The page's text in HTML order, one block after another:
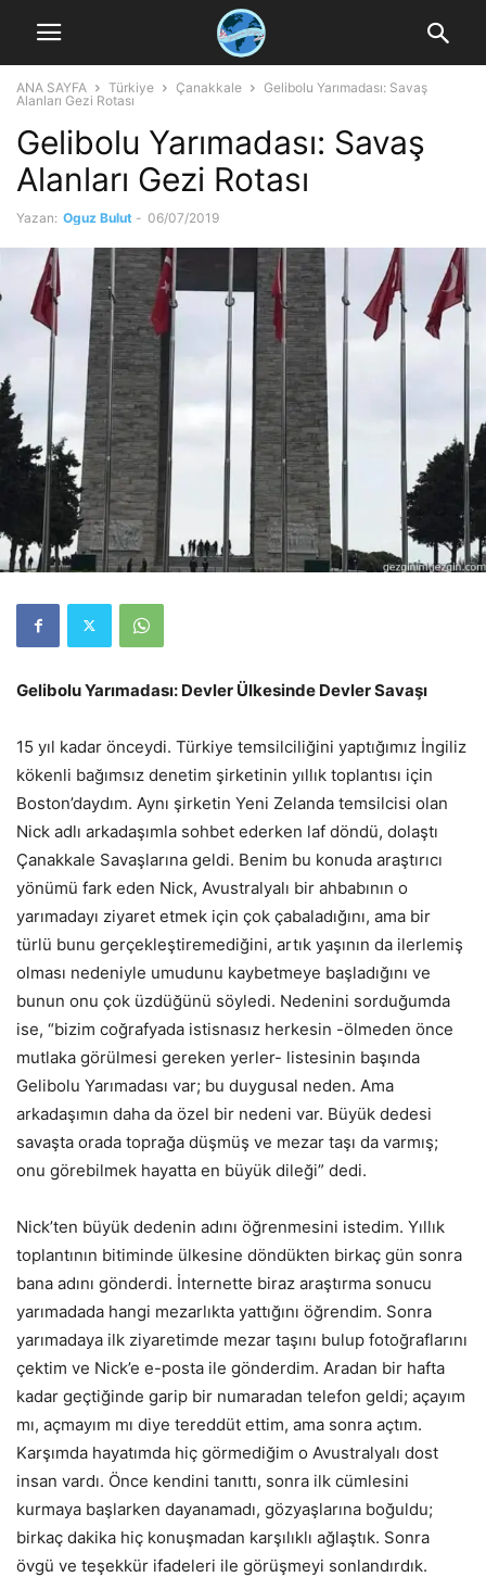
ANA SAYFA Türkiye Çanakkale
Gelibolu Yarımadası: Savaş
Alanları Gezi Rotası
Gelibolu Yarımadası: Savaş
Alanları Gezi Rotası
Yazan: Oguz Bulut - 06/07/2019
Gelibolu Yarımadası: Devler Ülkesinde Devler Savaşı
15 yıl kadar önceydi. Türkiye temsilciliğini yaptığımız İngiliz
kökenli bağımsız denetim şirketinin yıllık toplantısı için
Boston’daydım. Aynı şirketin Yeni Zelanda temsilcisi olan
Nick adlı arkadaşımla sohbet ederken laf döndü, dolaştı
Çanakkale Savaşlarına geldi. Benim bu konuda araştırıcı
yönümü fark eden Nick, Avustralyalı bir ahbabının o
yarımadayı ziyaret etmek için çok çabaladığını, ama bir
türlü bunu gerçekleştiremediğini, artık yaşının da ilerlemiş
olması nedeniyle umudunu kaybetmeye başladığını ve
bunun onu çok üzdüğünü söyledi. Nedenini sorduğumda
ise, “bizim coğrafyada istisnasız herkesin -ölmeden önce
mutlaka görülmesi gereken yerler- listesinin başında
Gelibolu Yarımadası var; bu duygusal neden. Ama
arkadaşımın daha da özel bir nedeni var. Büyük dedesi
savaşta orada toprağa düşmüş ve mezar taşı da varmış;
onu görebilmek hayatta en büyük dileği” dedi.
Nick’ten büyük dedenin adını öğrenmesini istedim. Yıllık
toplantının bitiminde ülkesine döndükten birkaç gün sonra
bana adını gönderdi. İnternette biraz araştırma sonucu
yarımadada hangi mezarlıkta yattığını öğrendim. Sonra
yarımadaya ilk ziyaretimde mezar taşını bulup fotoğraflarını
çektim ve Nick’e e-posta ile gönderdim. Aradan bir hafta
kadar geçtiğinde garip bir numaradan telefon geldi; açayım
mı, açmayım mı diye tereddüt ettim, ama sonra açtım.
Karşımda hayatımda hiç görmediğim o Avustralyalı dost
insan vardı. Önce kendini tanıttı, sonra ilk cümlesini
kurmaya başlarken dayanamadı, gözyaşlarına boğuldu;
birkaç dakika hiç konuşmadan karşılıklı ağlaştık. Sonra
övgü ve teşekkür ifadeleri ile görüşmeyi sonlandırdık.